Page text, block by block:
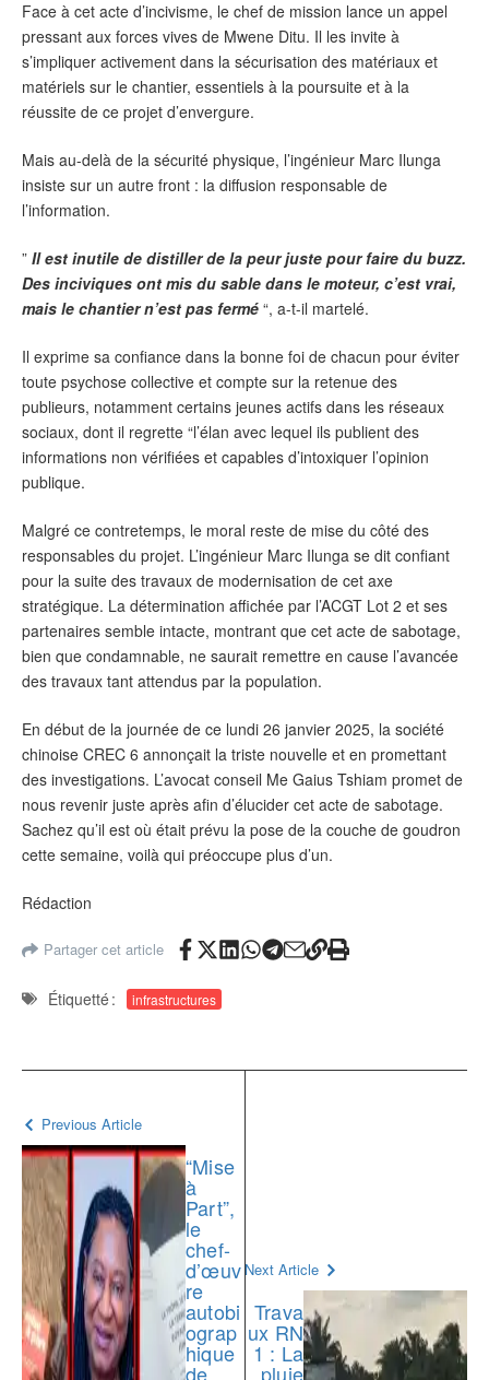
Face à cet acte d’incivisme, le chef de mission lance un appel
pressant aux forces vives de Mwene Ditu. Il les invite à
s’impliquer activement dans la sécurisation des matériaux et
matériels sur le chantier, essentiels à la poursuite et à la
réussite de ce projet d’envergure.
Mais au-delà de la sécurité physique, l’ingénieur Marc Ilunga
insiste sur un autre front : la diffusion responsable de
l’information.
” Il est inutile de distiller de la peur juste pour faire du buzz.
Des inciviques ont mis du sable dans le moteur, c’est vrai,
mais le chantier n’est pas fermé “, a-t-il martelé.
Il exprime sa confiance dans la bonne foi de chacun pour éviter
toute psychose collective et compte sur la retenue des
publieurs, notamment certains jeunes actifs dans les réseaux
sociaux, dont il regrette “l’élan avec lequel ils publient des
informations non vérifiées et capables d’intoxiquer l’opinion
publique.
Malgré ce contretemps, le moral reste de mise du côté des
responsables du projet. L’ingénieur Marc Ilunga se dit confiant
pour la suite des travaux de modernisation de cet axe
stratégique. La détermination affichée par l’ACGT Lot 2 et ses
partenaires semble intacte, montrant que cet acte de sabotage,
bien que condamnable, ne saurait remettre en cause l’avancée
des travaux tant attendus par la population.
En début de la journée de ce lundi 26 janvier 2025, la société
chinoise CREC 6 annonçait la triste nouvelle et en promettant
des investigations. L’avocat conseil Me Gaius Tshiam promet de
nous revenir juste après afin d’élucider cet acte de sabotage.
Sachez qu’il est où était prévu la pose de la couche de goudron
cette semaine, voilà qui préoccupe plus d’un.
Rédaction
Partager cet article
Étiquetté : infrastructures
Previous Article
“Mise
à
Part”,
le
chef-
d’œuv
re
autobi
ograp
hique
de
Next Article
Trava
ux RN
1 : La
pluie